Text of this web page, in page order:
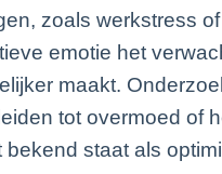
zoals werkstress
emotie het
maakt.
tot overmoed of
staat als